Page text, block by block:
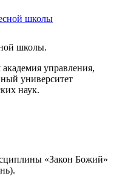
школы
школы.
управления,
университет
наук.
«Закон Божий»